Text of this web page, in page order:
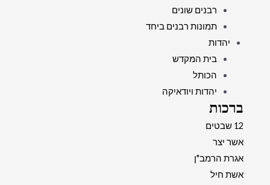
רבנים שונים
תמונות רבנים ביחד
יהדות
בית המקדש
הכותל
יהדות ויודאיקה
ברכות
12 שבטים
אשר יצר
אגרת הרמב"ן
אשת חיל